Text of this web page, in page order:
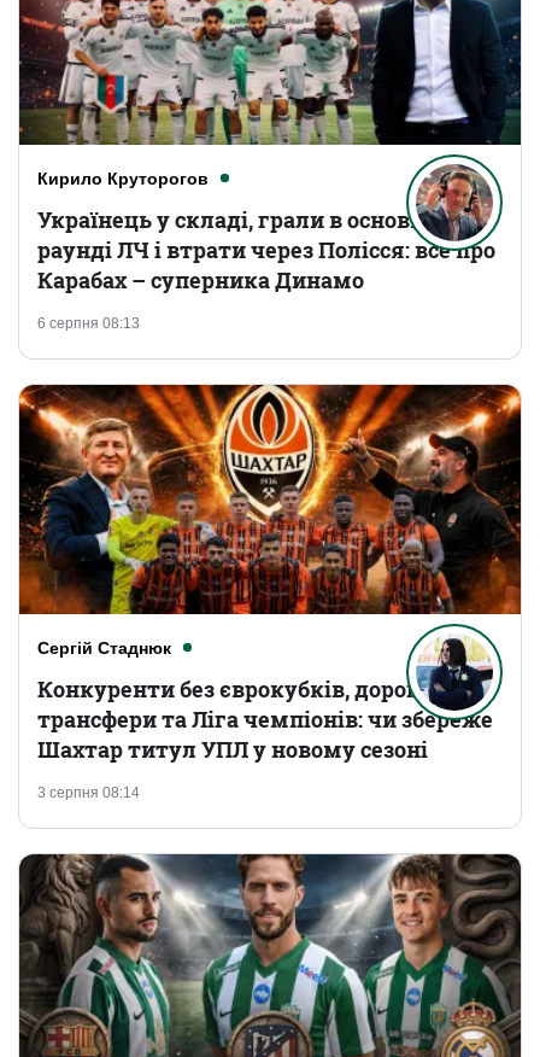
Кирило Круторогов
6 серпня 08:13
Українець у складі, грали в основному
раунді ЛЧ і втрати через Полісся: все про
Карабах – суперника Динамо
Сергій Стаднюк
3 серпня 08:14
Конкуренти без єврокубків, дорогі
трансфери та Ліга чемпіонів: чи збереже
Шахтар титул УПЛ у новому сезоні